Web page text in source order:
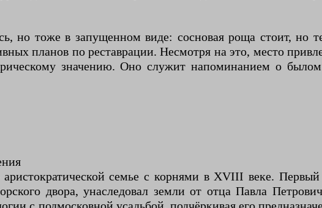
но тоже в запущенном виде: сосновая роща стоит, но
планов по реставрации. Несмотря на это, место
значению. Оно служит напоминанием о былом
семье с корнями в XVIII веке.
двора, унаследовал земли от отца Павла